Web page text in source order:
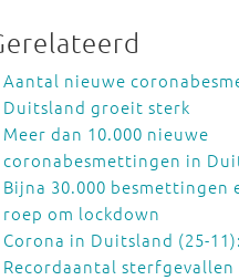
Aantal nieuwe
Duitsland groeit sterk
Meer dan 10.000 nieuwe
coronabesmettingen in
Bijna 30.000 besmettingen
roep om lockdown
Corona in Duitsland (25-11):
Recordaantal sterfgevallen